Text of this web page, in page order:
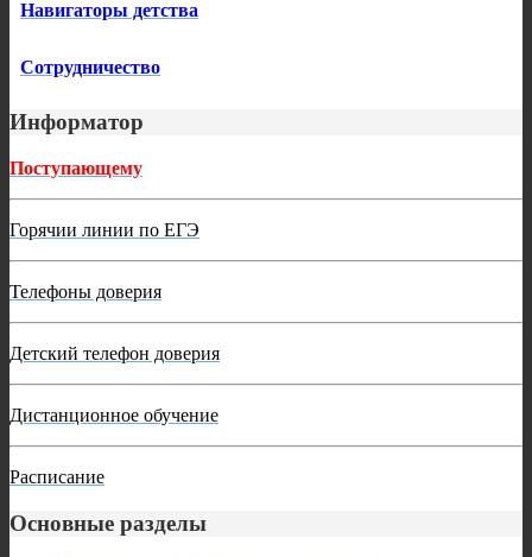
Навигаторы детства
Сотрудничество
Информатор
Поступающему
Горячии линии по ЕГЭ
Телефоны доверия
Детский телефон доверия
Дистанционное обучение
Расписание
Основные разделы